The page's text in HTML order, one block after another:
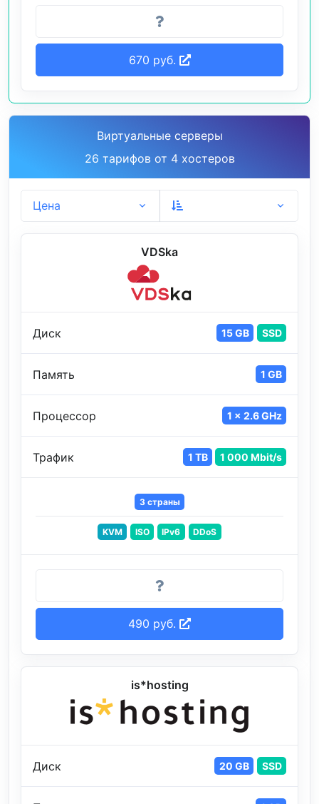
670 руб.
Виртуальные серверы
26 тарифов от 4 хостеров
Цена
VDSka
Диск 15 GB SSD
Память 1 GB
Процессор 1 x 2.6 GHz
Трафик 1 TB 1 000 Mbit/s
3 страны
KVM ISO IPv6 DDoS
490 руб.
is*hosting
Диск 20 GB SSD